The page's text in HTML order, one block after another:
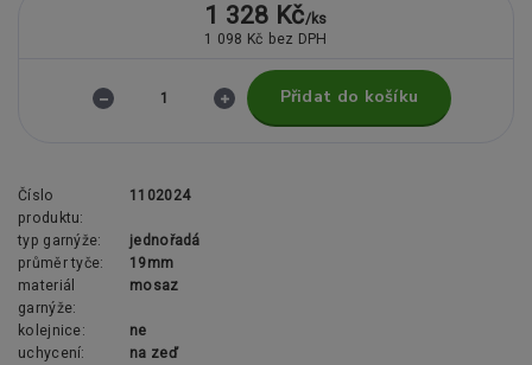
1 328 Kč/ks
1 098 Kč bez DPH
Přidat do košíku
Číslo
produktu:
1102024
typ garnýže:
jednořadá
průměr tyče:
19mm
materiál
garnýže:
mosaz
kolejnice:
ne
uchycení:
na zeď